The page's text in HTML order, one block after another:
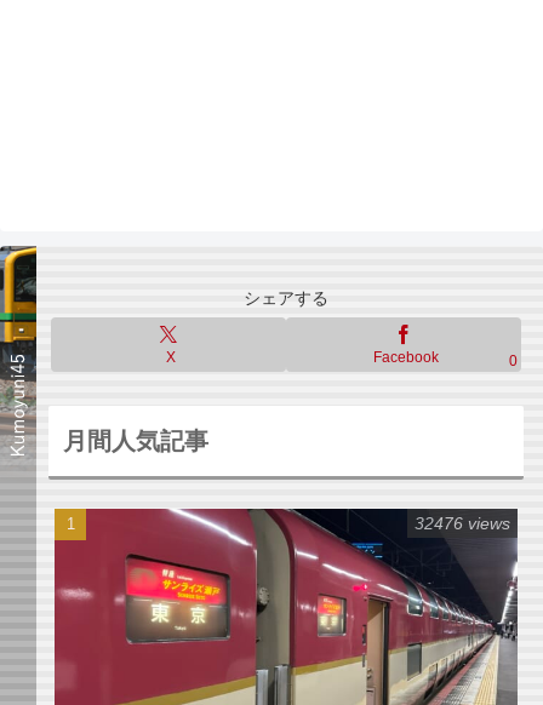
シェアする
X Facebook 0
月間人気記事
32476 views